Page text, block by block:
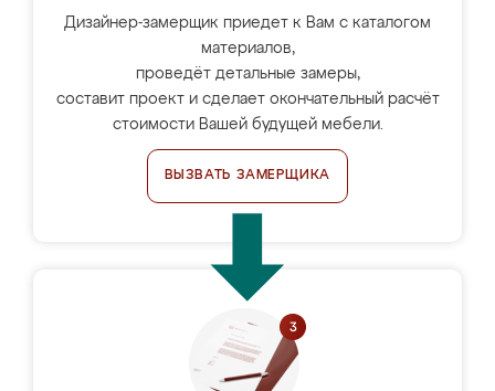
Дизайнер-замерщик приедет к Вам с каталогом
материалов,
проведёт детальные замеры,
составит проект и сделает окончательный расчёт
стоимости Вашей будущей мебели.
ВЫЗВАТЬ ЗАМЕРЩИКА